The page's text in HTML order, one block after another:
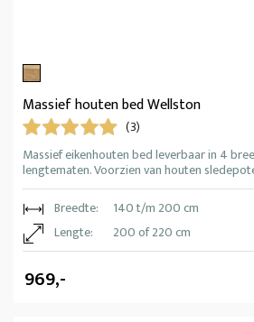
Massief houten bed Wellston
(3)
Massief eikenhouten bed leverbaar in 4
lengtematen. Voorzien van houten
Breedte:
140 t/m 200 cm
Lengte:
200 of 220 cm
969,-